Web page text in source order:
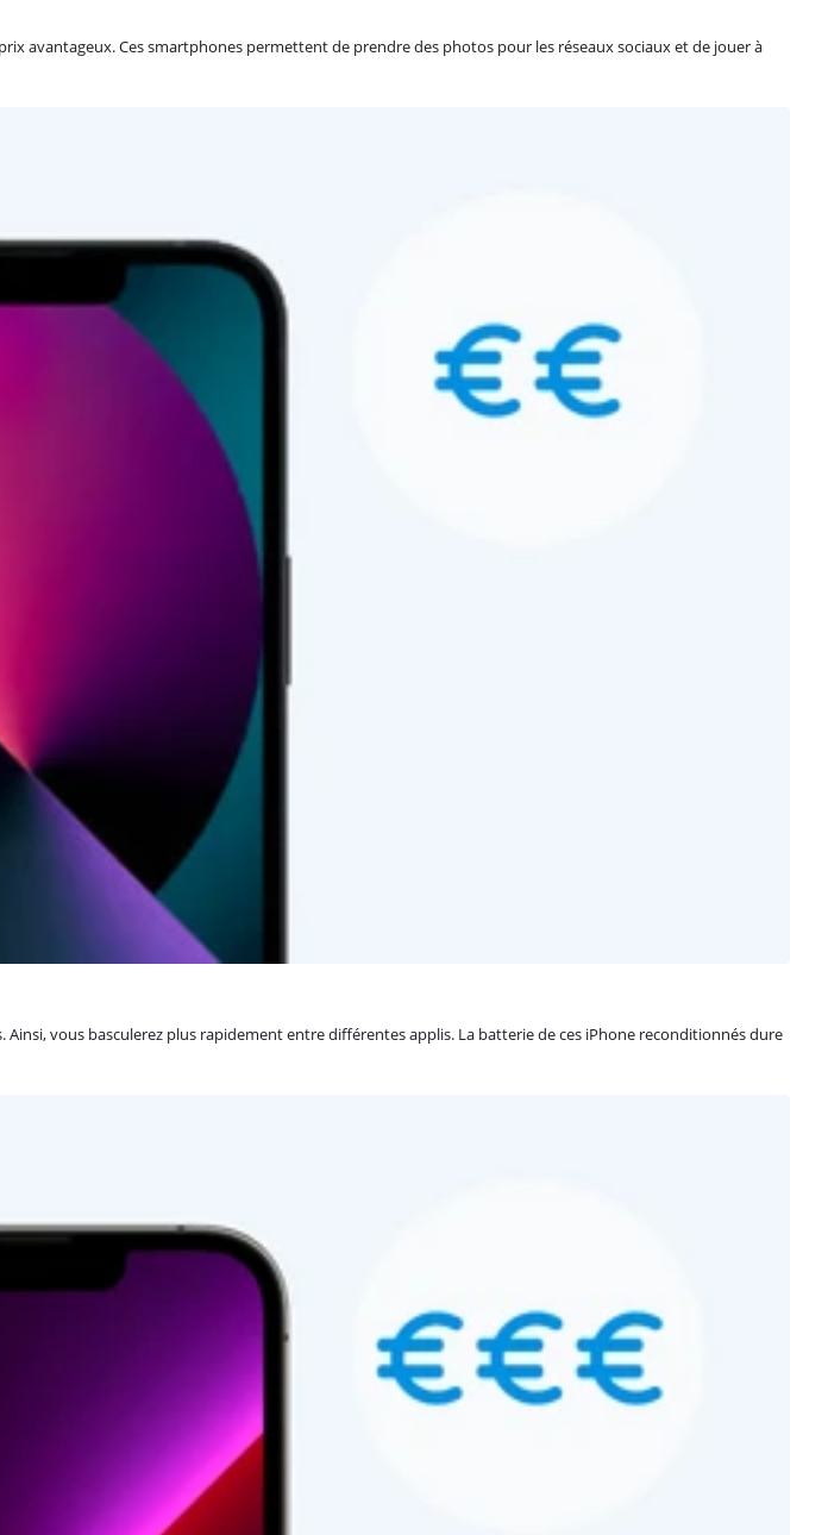
avantageux. Ces smartphones permettent de prendre des photos pour les réseaux sociaux et de jouer à
vous basculerez plus rapidement entre différentes applis. La batterie de ces iPhone reconditionnés dure